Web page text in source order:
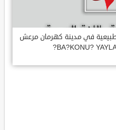
في مدينة كهرمان مرعش